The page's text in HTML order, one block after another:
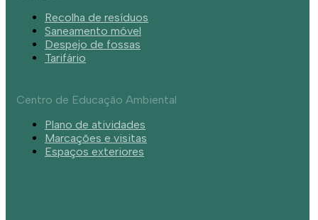
Recolha de resíduos
Saneamento móvel
Despejo de fossas
Tarifário
Centro de Educação Ambiental
Plano de atividades
Marcações e visitas
Espaços exteriores